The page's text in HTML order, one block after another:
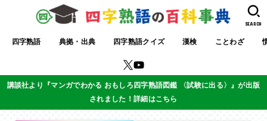
四字熟語 典拠・出典 四字熟語クイズ 漢検 ことわざ
SEARCH
講談社より『マンガでわかる おもしろ四字熟語図鑑 〈試験に出る〉』が出版
されました！詳細はこちら